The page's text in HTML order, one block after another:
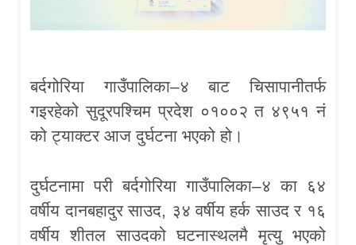
बर्दगोरिया गाउँपालिका–४ बाट चिसापानीतर्फ
गइरहेको सुदूरपश्चिम प्रदेश ०१००२ त ४९५१ नं
को ट्याक्टर आज दुर्घटना भएको हो।
दुर्घटनामा परी बर्दगोरिया गाउँपालिका–४ का ६४
वर्षीय दानबहादुर साउद, ३४ वर्षीय हर्क साउद र १६
वर्षीय शीतल साउदको घटनास्थलमै मृत्यु भएको